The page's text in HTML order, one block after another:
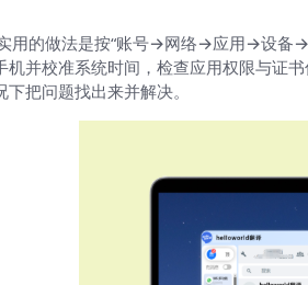
用的做法是按“账号→网络→应用→设备→
并校准系统时间，检查应用权限与证
把问题找出来并解决。